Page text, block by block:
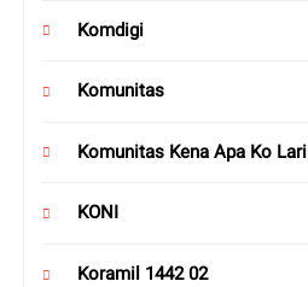
Komdigi
Komunitas
Komunitas Kena Apa Ko Lari
KONI
Koramil 1442 02